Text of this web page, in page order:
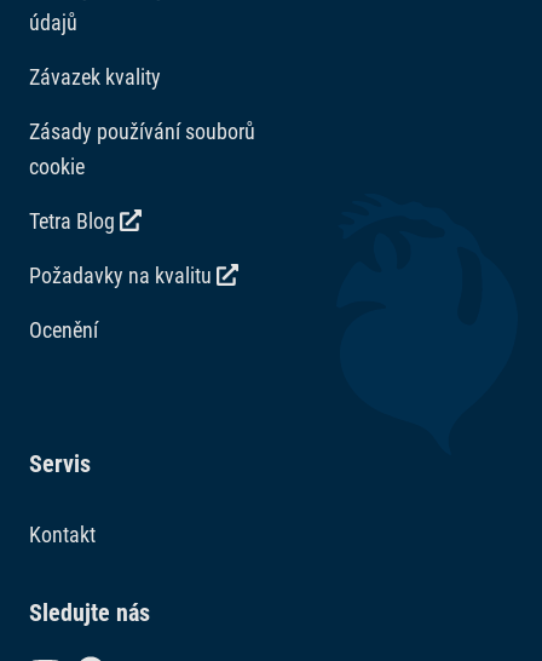
údajů
Závazek kvality
Zásady používání souborů
cookie
Tetra Blog
Požadavky na kvalitu
Ocenění
Servis
Kontakt
Sledujte nás